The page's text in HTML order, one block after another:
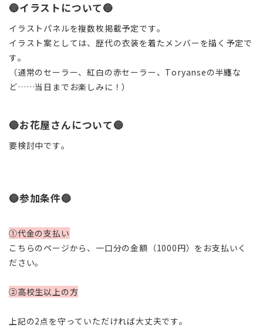
🔵イラストについて🔵
イラストパネルを複数枚掲載予定です。
イラスト案としては、歴代の衣装を着たメンバーを描く予定で
す。
（通常のセーラー、紅白の赤セーラー、Toryanseの半纏な
ど……当日までお楽しみに！）
🔵お花屋さんについて🔵
要検討中です。
🔵参加条件🔵
①代金の支払い
こちらのページから、一口分の金額（1000円）をお支払いく
ださい。
②高校生以上の方
上記の2点を守っていただければ大丈夫です。